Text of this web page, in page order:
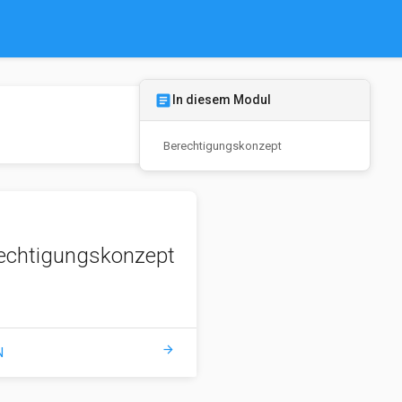
arrow_forward
article In diesem Modul
Berechtigungskonzept